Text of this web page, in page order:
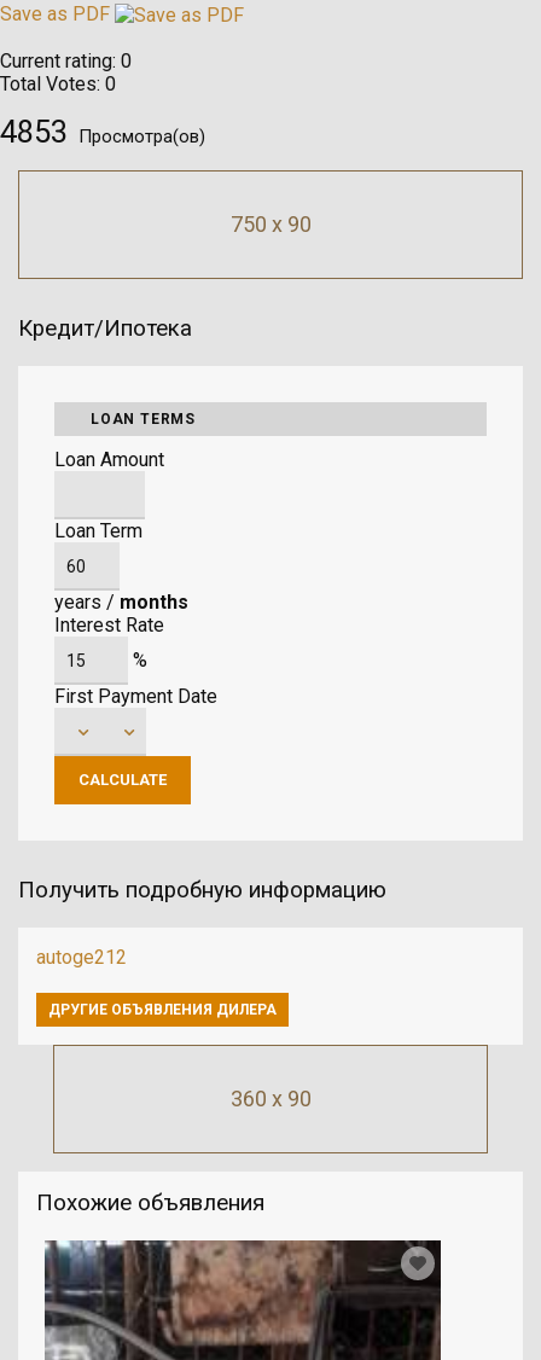
360 x 90
Похожие объявления
Save as PDF
Current rating: 0
Total Votes: 0
4853 Просмотра(ов)
750 x 90
Кредит/Ипотека
LOAN TERMS
Loan Amount
Loan Term
years / months
Interest Rate
%
First Payment Date
Получить подробную информацию
autoge212
ДРУГИЕ ОБЪЯВЛЕНИЯ ДИЛЕРА